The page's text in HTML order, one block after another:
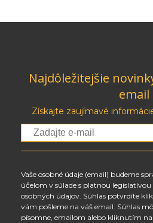
Najdôležitejšie
email
Získajte zaujímavé
Vaše osobné údaje (email) budeme
účelom v súlade s platnou
osobných údajov. Súhlas potvrdíte
vám pošleme na váš email. Súhlas
písomne, emailom alebo kliknutím